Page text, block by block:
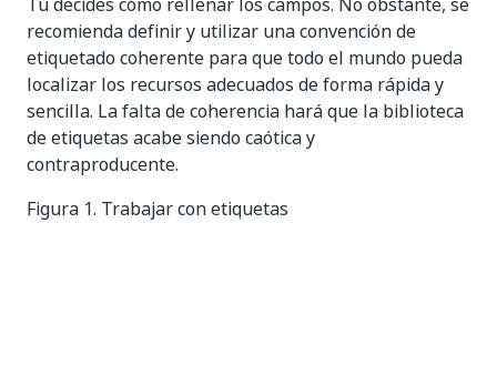
recomienda definir y utilizar una convención de
etiquetado coherente para que todo el mundo pueda
localizar los recursos adecuados de forma rápida y
sencilla. La falta de coherencia hará que la biblioteca
de etiquetas acabe siendo caótica y
contraproducente.
Figura 1. Trabajar con etiquetas